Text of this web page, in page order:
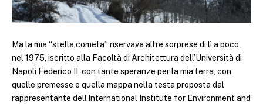
Ma la mia “stella cometa” riservava altre sorprese di lì a poco,
nel 1975, iscritto alla Facoltà di Architettura dell’Università di
Napoli Federico II, con tante speranze per la mia terra, con
quelle premesse e quella mappa nella testa proposta dal
rappresentante dell’International Institute for Environment and